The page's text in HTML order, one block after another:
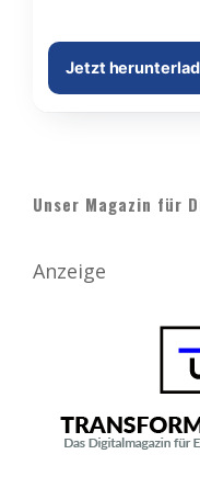
Unser Magazin für
Anzeige